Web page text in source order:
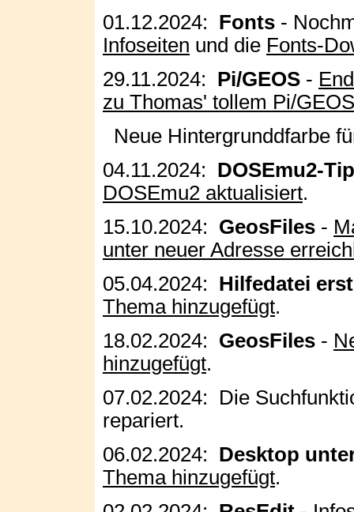
01.12.2024: Fonts -
Infoseiten und die Fonts-
29.11.2024: Pi/GEOS -
zu Thomas' tollem Pi/
Neue Hintergrunddfarbe
04.11.2024: DOSEmu2-
DOSEmu2 aktualisiert.
15.10.2024: GeosFiles -
unter neuer Adresse
05.04.2024: Hilfedatei
Thema hinzugefügt.
18.02.2024: GeosFiles -
hinzugefügt.
07.02.2024: Die
repariert.
06.02.2024: Desktop
Thema hinzugefügt.